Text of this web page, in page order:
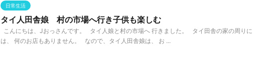
日常生活
タイ人田舎娘 村の市場へ行き子供も楽しむ
こんにちは、Jおっさんです。 タイ人娘と村の市場へ 行きました。 タイ田舎の家の周りに
は、 何のお店もありません。 なので、タイ人田舎娘は、 お ...